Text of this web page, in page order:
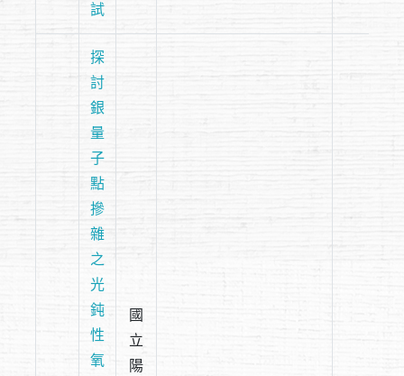
試
探
討
銀
量
子
點
摻
雜
之
光
鈍
性
氧
國
立
陽